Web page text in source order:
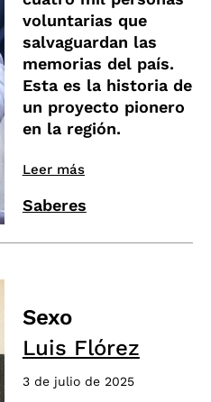
voluntarias que
salvaguardan las
memorias del país.
Esta es la historia de
un proyecto pionero
en la región.
Leer más
Saberes
Sexo
Luis Flórez
3 de julio de 2025